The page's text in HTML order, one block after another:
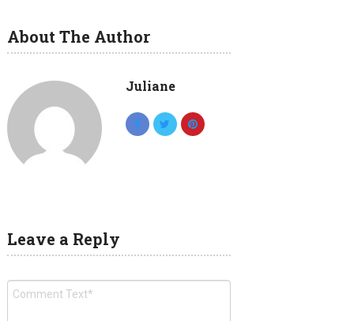
About The Author
Juliane
Leave a Reply